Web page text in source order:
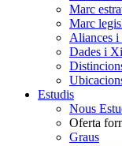
Marc
Marc
Aliances i
Dades i
Estudis
Nous
Oferta
Graus